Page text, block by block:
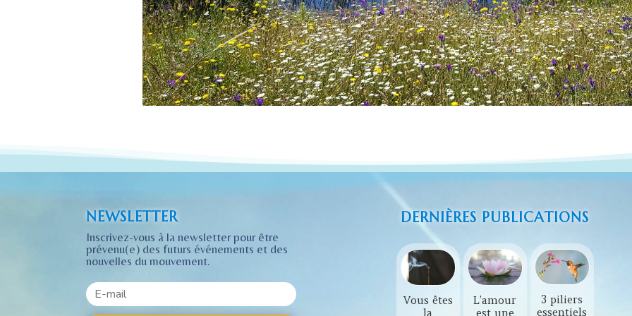
NEWSLETTER
Inscrivez-vous à la newsletter pour être
prévenu(e) des futurs événements et des
nouvelles du mouvement.
DERNIÈRES PUBLICATIONS
reconnaître
Comment
connaitre
Vous êtes
la
L’amour
est une
3 piliers
essentiels